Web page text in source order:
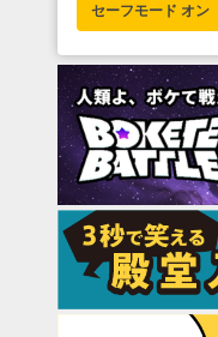
セーフモード オン